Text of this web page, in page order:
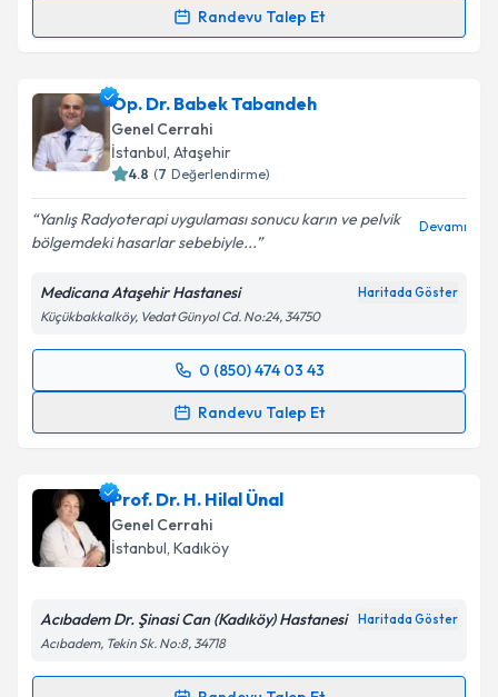
Randevu Talep Et
takvim hazırlandığında e-posta ile bilgilendireceğiz.
E-posta Adresiniz
Kişisel verilerimin işlenmesine ilişkin
kapsamda işlenmesini kabul ediyorum.
Takvim Talebini Gönder
Op. Dr. Babek Tabandeh
Genel Cerrahi
İstanbul, Ataşehir
4.8 (7 Değerlendirme)
Yanlış Radyoterapi uygulaması sonucu karın ve pelvik
bölgemdeki hasarlar sebebiyle...
Devamı
Medicana Ataşehir Hastanesi Haritada Göster
Küçükbakkalköy, Vedat Günyol Cd. No:24, 34750
0 (850) 474 03 43
Randevu Talep Et
Randevu Takvimi Talebi
takvim hazırlandığında e-posta ile bilgilendireceğiz.
E-posta Adresiniz
Kişisel verilerimin işlenmesine ilişkin
Metni'ni okudum ve kişisel verilerimin belirtilen
Prof. Dr. H. Hilal Ünal
Genel Cerrahi
İstanbul, Kadıköy
Acıbadem Dr. Şinasi Can (Kadıköy) Hastanesi Haritada Göster
Acıbadem, Tekin Sk. No:8, 34718